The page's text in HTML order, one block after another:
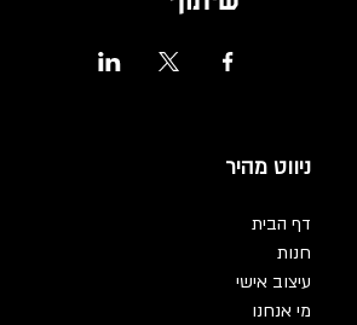
ניווט מהיר
דף הבית
חנות
עיצוב אישי
מי אנחנו